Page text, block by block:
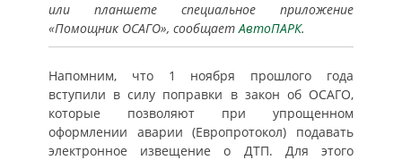
или планшете специальное приложение
«Помощник ОСАГО», сообщаетАвтоПАРК.
Напомним, что 1 ноября прошлого года
вступили в силу поправки в закон об ОСАГО,
которые позволяют при упрощенном
оформлении аварии (Европротокол) подавать
электронное извещение о ДТП. Для этого